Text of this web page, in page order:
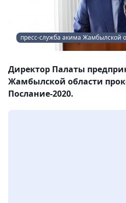
пресс-служба акима Жамбылской
Директор Палаты
Жамбылской области
Послание-2020.